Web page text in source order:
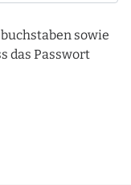
sowie
das Passwort